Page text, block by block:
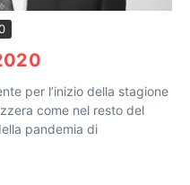
per l’inizio della stagione
come nel resto del
pandemia di